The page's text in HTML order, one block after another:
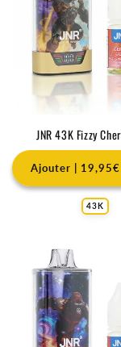
JNR 43K Fizzy
Ajouter | 19,95€
43K